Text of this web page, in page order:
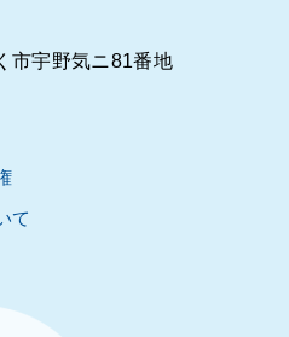
宇野気ニ81番地
て